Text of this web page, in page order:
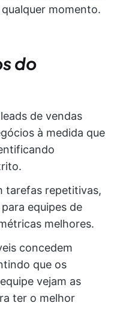
momento.
do
de vendas
à medida que
tarefas repetitivas,
equipes de
melhores.
concedem
que os
vejam as
ter o melhor